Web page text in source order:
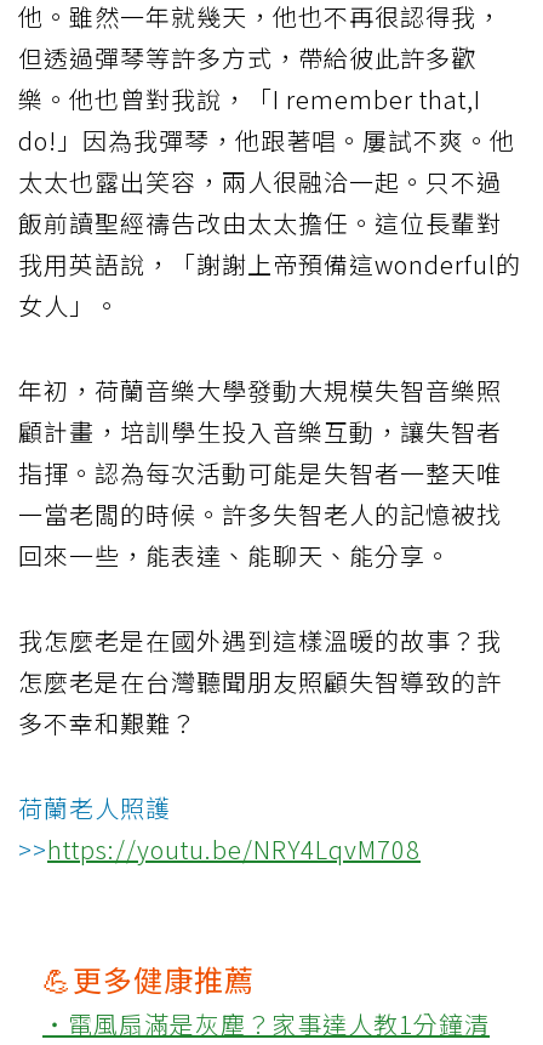
他。雖然一年就幾天，他也不再很認得我，
但透過彈琴等許多方式，帶給彼此許多歡
樂。他也曾對我說，「I remember that,I
do!」因為我彈琴，他跟著唱。屢試不爽。他
太太也露出笑容，兩人很融洽一起。只不過
飯前讀聖經禱告改由太太擔任。這位長輩對
我用英語說，「謝謝上帝預備這wonderful的
女人」。
年初，荷蘭音樂大學發動大規模失智音樂照
顧計畫，培訓學生投入音樂互動，讓失智者
指揮。認為每次活動可能是失智者一整天唯
一當老闆的時候。許多失智老人的記憶被找
回來一些，能表達、能聊天、能分享。
我怎麼老是在國外遇到這樣溫暖的故事？我
怎麼老是在台灣聽聞朋友照顧失智導致的許
多不幸和艱難？
荷蘭老人照護
>>https://youtu.be/NRY4LqvM708
💪更多健康推薦
‧電風扇滿是灰塵？家事達人教1分鐘清